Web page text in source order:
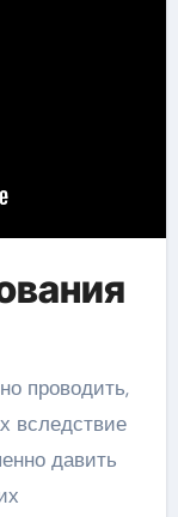
проводить,
вследствие
давить